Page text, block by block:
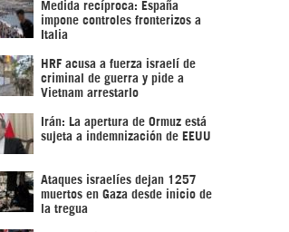
Medida recíproca: España
impone controles fronterizos a
Italia
HRF acusa a fuerza israelí de
criminal de guerra y pide a
Vietnam arrestarlo
Irán: La apertura de Ormuz está
sujeta a indemnización de EEUU
Ataques israelíes dejan 1257
muertos en Gaza desde inicio de
la tregua